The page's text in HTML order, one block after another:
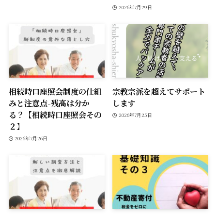
2026年7月29日
相続時口座照会制度の仕組
みと注意点-残高は分か
る？【相続時口座照会その
２】
2026年7月26日
宗教宗派を超えてサポート
します
2026年7月25日